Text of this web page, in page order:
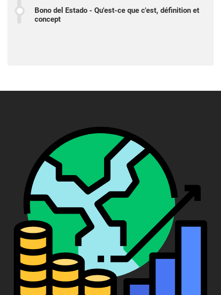
Bono del Estado - Qu'est-ce que c'est, définition et
concept